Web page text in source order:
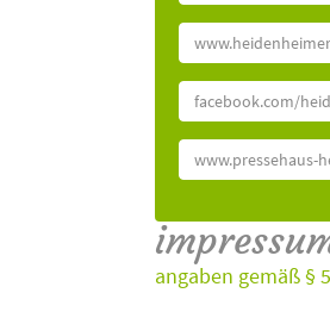
facebook.com/
www.pressehaus-
angaben gemäß §